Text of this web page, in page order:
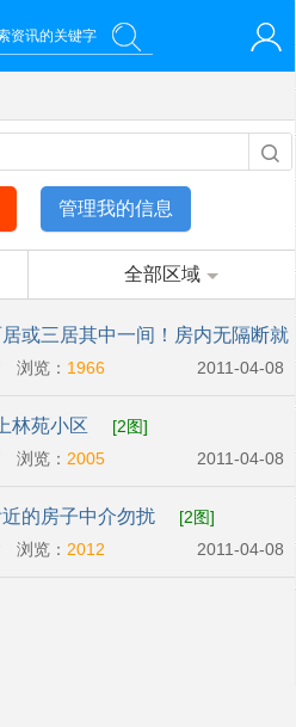
网-济南西部新城社区新媒体综
门户网站
微信快速登录
管理我的信息
全部区域
或三居其中一间！房内无隔断就
浏览： 1966 2011-04-08
林苑小区
[2图]
浏览： 2005 2011-04-08
的房子中介勿扰
[2图]
浏览： 2012 2011-04-08